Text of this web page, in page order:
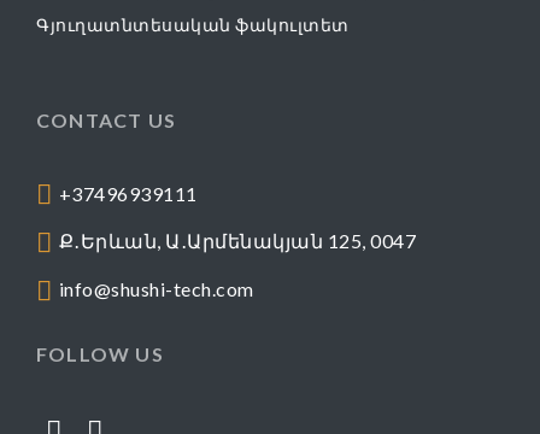
Գյուղատնտեսական ֆակուլտետ
CONTACT US
+37496939111
Ք․Երևան, Ա․Արմենակյան 125, 0047
info@shushi-tech.com
FOLLOW US